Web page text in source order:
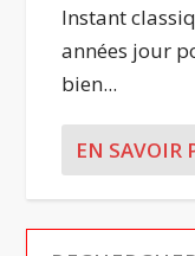
Instant
années jour
bien...
EN SAVOIR